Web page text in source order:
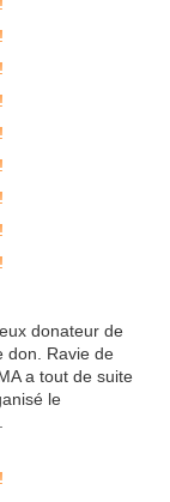
donateur de
don. Ravie de
a tout de suite
le